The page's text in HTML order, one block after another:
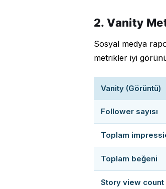
2. Vanity
Sosyal medya
metrikler iyi
Vanity (Görüntü)
Follower sayısı
Toplam
Toplam beğeni
Story view count